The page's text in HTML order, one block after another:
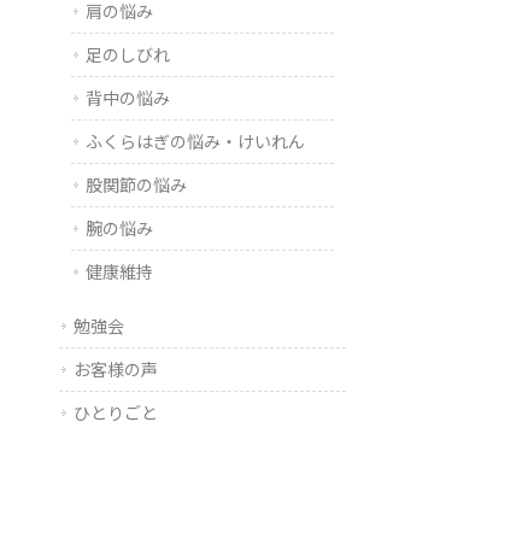
肩の悩み
足のしびれ
背中の悩み
ふくらはぎの悩み・けいれん
股関節の悩み
腕の悩み
健康維持
勉強会
お客様の声
ひとりごと